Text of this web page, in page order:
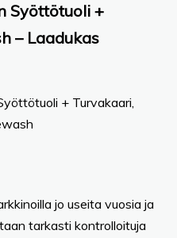
Syöttötuoli +
– Laadukas
jo useita vuosia ja
tarkasti kontrolloituja